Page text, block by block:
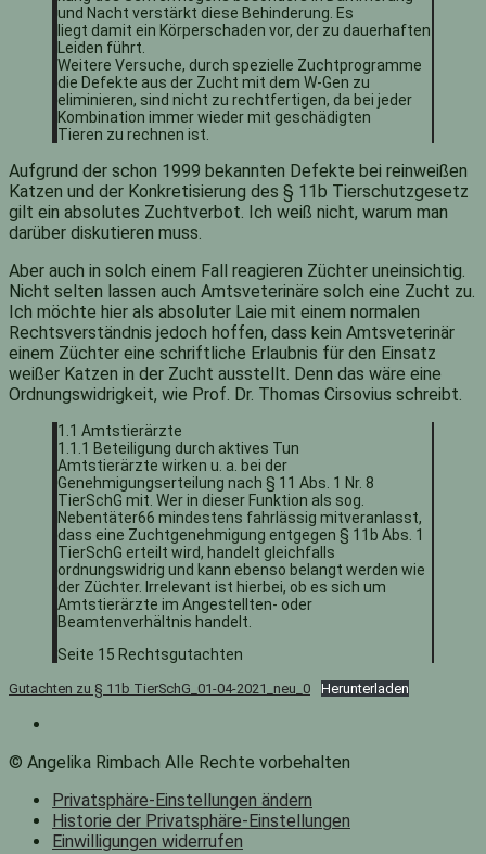
und Nacht verstärkt diese Behinderung. Es
liegt damit ein Körperschaden vor, der zu dauerhaften
Leiden führt.
Weitere Versuche, durch spezielle Zuchtprogramme
die Defekte aus der Zucht mit dem W-Gen zu
eliminieren, sind nicht zu rechtfertigen, da bei jeder
Kombination immer wieder mit geschädigten
Tieren zu rechnen ist.
Aufgrund der schon 1999 bekannten Defekte bei reinweißen
Katzen und der Konkretisierung des § 11b Tierschutzgesetz
gilt ein absolutes Zuchtverbot. Ich weiß nicht, warum man
darüber diskutieren muss.
Aber auch in solch einem Fall reagieren Züchter uneinsichtig.
Nicht selten lassen auch Amtsveterinäre solch eine Zucht zu.
Ich möchte hier als absoluter Laie mit einem normalen
Rechtsverständnis jedoch hoffen, dass kein Amtsveterinär
einem Züchter eine schriftliche Erlaubnis für den Einsatz
weißer Katzen in der Zucht ausstellt. Denn das wäre eine
Ordnungswidrigkeit, wie Prof. Dr. Thomas Cirsovius schreibt.
1.1 Amtstierärzte
1.1.1 Beteiligung durch aktives Tun
Amtstierärzte wirken u. a. bei der
Genehmigungserteilung nach § 11 Abs. 1 Nr. 8
TierSchG mit. Wer in dieser Funktion als sog.
Nebentäter66 mindestens fahrlässig mitveranlasst,
dass eine Zuchtgenehmigung entgegen § 11b Abs. 1
TierSchG erteilt wird, handelt gleichfalls
ordnungswidrig und kann ebenso belangt werden wie
der Züchter. Irrelevant ist hierbei, ob es sich um
Amtstierärzte im Angestellten- oder
Beamtenverhältnis handelt.
Seite 15 Rechtsgutachten
Gutachten zu § 11b TierSchG_01-04-2021_neu_0 Herunterladen
© Angelika Rimbach Alle Rechte vorbehalten
Privatsphäre-Einstellungen ändern
Historie der Privatsphäre-Einstellungen
Einwilligungen widerrufen